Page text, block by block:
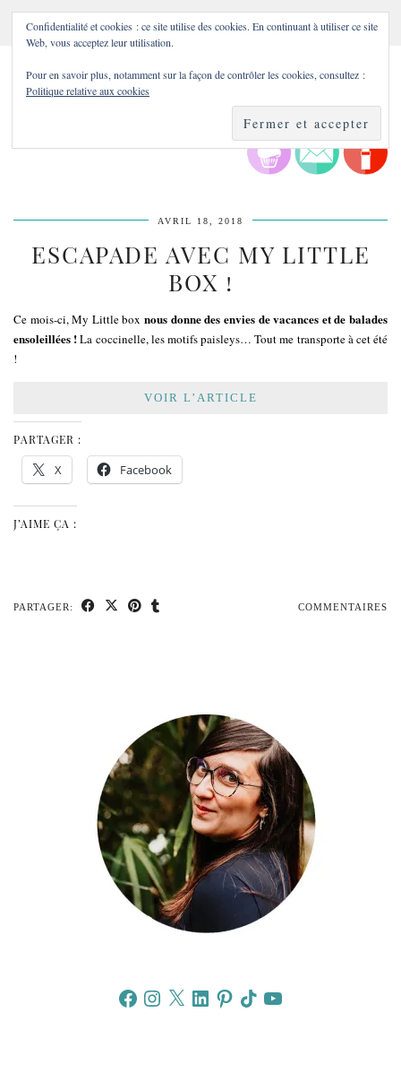
AVRIL 18, 2018
ESCAPADE AVEC MY LITTLE
BOX !
Ce mois-ci, My Little boxnous donne des envies de vacances et de balades
ensoleillées !La coccinelle, les motifs paisleys… Tout me transporte à cet été
!
VOIR L’ARTICLE
PARTAGER :
X Facebook
J’AIME ÇA :
PARTAGER: COMMENTAIRES
FacebookInstagram
X LinkedInPinterestTikTokYouTube
Confidentialité et cookies : ce site utilise des cookies. En continuant à utiliser ce site
Web, vous acceptez leur utilisation.
Pour en savoir plus, notamment sur la façon de contrôler les cookies, consultez :
Politique relative aux cookies